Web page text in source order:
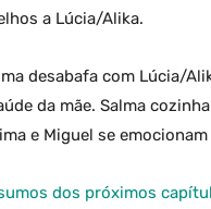
a Lúcia/Alika.
desabafa com Lúcia/
da mãe. Salma
e Miguel se
dos próximos